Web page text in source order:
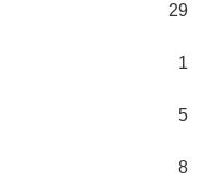
29
1
5
8